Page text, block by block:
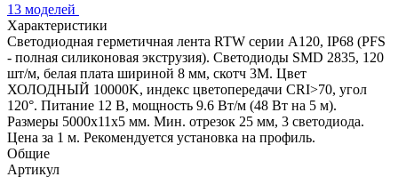
13 моделей
Характеристики
Светодиодная герметичная лента RTW серии A120, IP68 (PFS
- полная силиконовая экструзия). Светодиоды SMD 2835, 120
шт/м, белая плата шириной 8 мм, скотч 3M. Цвет
ХОЛОДНЫЙ 10000K, индекс цветопередачи CRI>70, угол
120°. Питание 12 В, мощность 9.6 Вт/м (48 Вт на 5 м).
Размеры 5000x11x5 мм. Мин. отрезок 25 мм, 3 светодиода.
Цена за 1 м. Рекомендуется установка на профиль.
Общие
Артикул